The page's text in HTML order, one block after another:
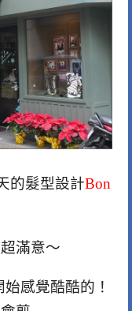
的髮型設計Bon
滿意～
感覺酷酷的！